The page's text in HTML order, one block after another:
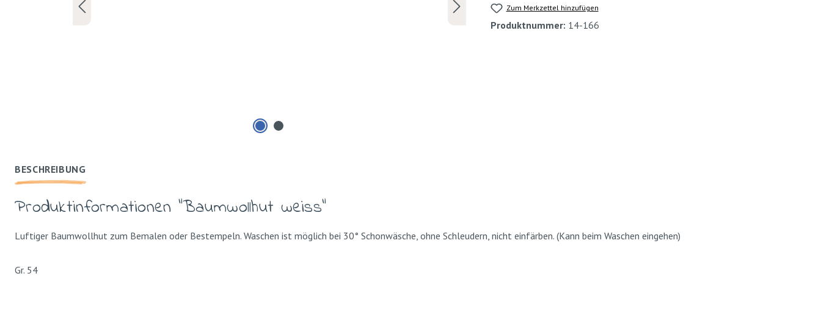
Zum Merkzettel hinzufügen
Produktnummer: 14-166
BESCHREIBUNG
Produktinformationen "Baumwollhut weiss"
Luftiger Baumwollhut zum Bemalen oder Bestempeln. Waschen ist möglich bei 30° Schonwäsche, ohne Schleudern, nicht einfärben. (Kann beim Waschen eingehen)
Gr. 54